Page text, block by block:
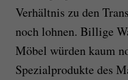
Verhältnis zu den
noch lohnen. Billige
Möbel würden kaum
Spezialprodukte des